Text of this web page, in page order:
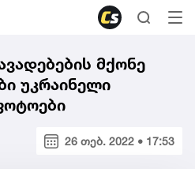
მქონე
უკრაინელი
26 თებ. 2022 • 17:53